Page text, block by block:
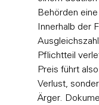
Behörden
Innerhalb der
Pflichtteil
Preis führt
Verlust,
Ärger.